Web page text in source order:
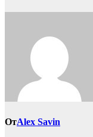
ОтAlex Savin